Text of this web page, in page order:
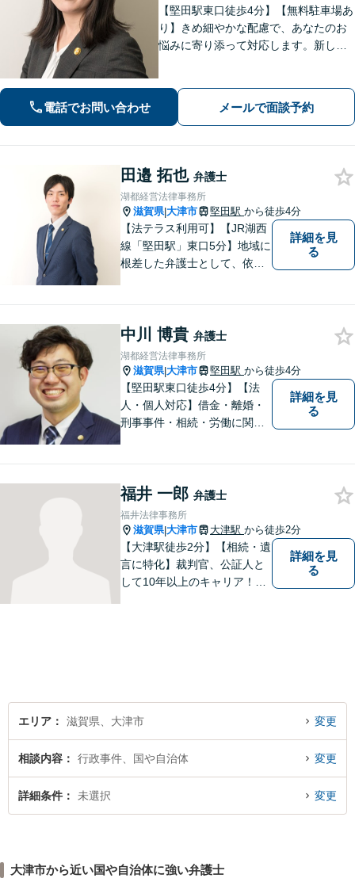
【堅田駅東口徒歩4分】【無料駐車場あ
り】きめ細やかな配慮で、あなたのお
悩みに寄り添って対応します。新しい
にご相談ください。
電話でお問い合わせ メールで面談予約
田邉 拓也 弁護士
湖都経営法律事務所
滋賀県|大津市 堅田駅 から徒歩4分
【法テラス利用可】【JR湖西
線「堅田駅」東口5分】地域に
根差した弁護士として、依頼
ます。弁護士に依頼するのは
敷居が高いとお考えの方も、
まずは一度ご相談ください。
詳細を見
る
中川 博貴 弁護士
湖都経営法律事務所
滋賀県|大津市 堅田駅 から徒歩4分
【堅田駅東口徒歩4分】【法
人・個人対応】借金・離婚・
刑事事件・相続・労働に関す
お話をお聞かせください。
【無料駐車場あり】
詳細を見
る
福井 一郎 弁護士
福井法律事務所
滋賀県|大津市 大津駅 から徒歩2分
【大津駅徒歩2分】【相続・遺
言に特化】裁判官、公証人と
して10年以上のキャリア！親
詳細を見
る
エリア 滋賀県、大津市 変更
相談内容 行政事件、国や自治体 変更
詳細条件 未選択 変更
大津市から近い国や自治体に強い弁護士